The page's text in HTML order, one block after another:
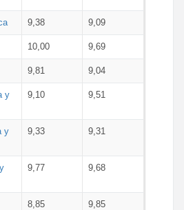
9,38 9,09
10,00 9,69
9,81 9,04
y
9,10 9,51
y
9,33 9,31
9,77 9,68
8,85 9,85